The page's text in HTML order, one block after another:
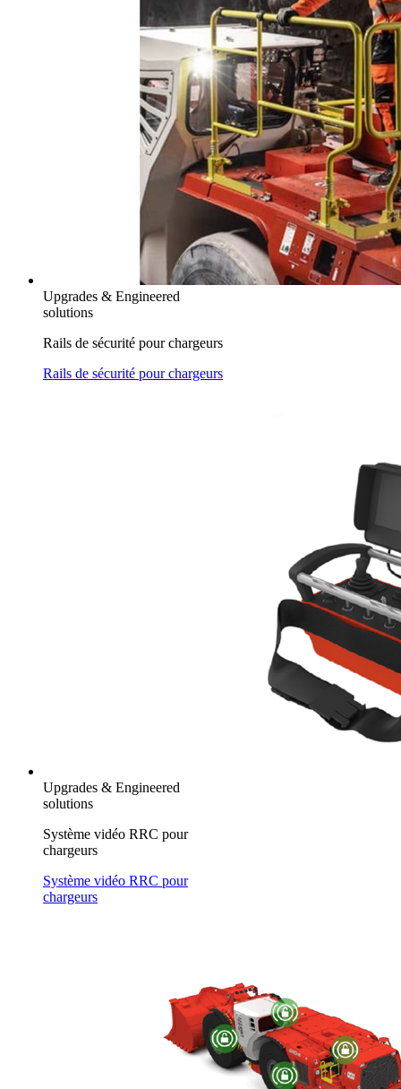
Upgrades & Engineered
solutions
Rails de sécurité pour chargeurs
Rails de sécurité pour chargeurs
Upgrades & Engineered
solutions
Système vidéo RRC pour
chargeurs
Système vidéo RRC pour
chargeurs